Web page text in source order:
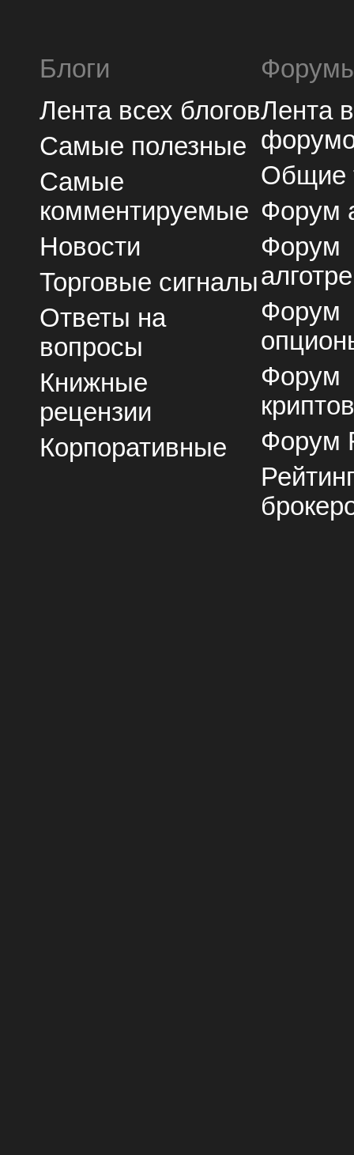
Блоги
Лента всех блогов
Самые полезные
Самые
комментируемые
Новости
Торговые сигналы
Ответы на
вопросы
Книжные
рецензии
Корпоративные
Лента
Общие
Форум
Форум
Форум
Форум
Форум